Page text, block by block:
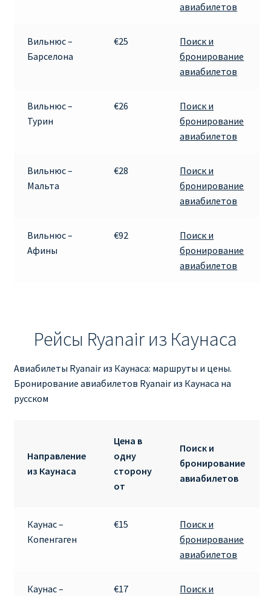
О сайте
авиабилетов
Вильнюс –
Барселона
€25
Поиск и
бронирование
авиабилетов
Вильнюс –
Турин
€26
Поиск и
бронирование
авиабилетов
Вильнюс –
Мальта
€28
Поиск и
бронирование
авиабилетов
Вильнюс –
Афины
€92
Поиск и
бронирование
авиабилетов
Рейсы Ryanair из Каунаса
Авиабилеты Ryanair из Каунаса: маршруты и цены.
Бронирование авиабилетов Ryanair из Каунаса на
русском
Направление
из Каунаса
Цена в
одну
сторону
от
Поиск и
бронирование
авиабилетов
Каунас –
Копенгаген
€15
Поиск и
бронирование
авиабилетов
Каунас –
€17
Поиск и